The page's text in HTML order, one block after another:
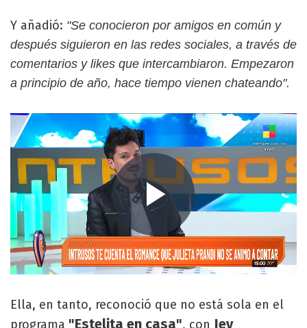
Y añadió: "Se conocieron por amigos en común y
después siguieron en las redes sociales, a través de
comentarios y likes que intercambiaron. Empezaron
a principio de año, hace tiempo vienen chateando".
Ella, en tanto, reconoció que no está sola en el
programa "Estelita en casa", con Jey